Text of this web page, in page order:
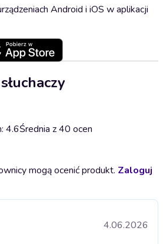
Android i iOS w aplikacji
4.6Średnia z 40 ocen
mogą ocenić produkt. Zaloguj
4.06.2026